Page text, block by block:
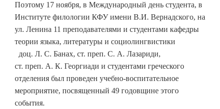
Поэтому 17 ноября, в Международный день студента, в
Институте филологии КФУ имени В.И. Вернадского, на
ул. Ленина 11 преподавателями и студентами кафедры
теории языка, литературы и социолингвистики
доц. Л. С. Банах, ст. преп. С. А. Лазариди,
ст. преп. А. К. Георгиади и студентами греческого
отделения был проведен учебно-воспитательное
мероприятие, посвященный 49 годовщине этого
события.